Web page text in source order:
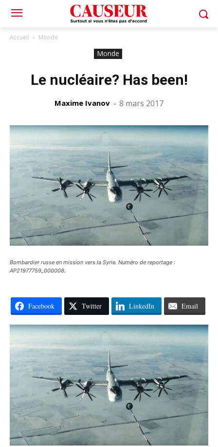
Accueil Monde
Monde
Le nucléaire? Has been!
Maxime Ivanov - 8 mars 2017
Bombardier russe en mission vers la Syrie. Numéro de reportage :
AP21977759_000008.
Facebook Twitter LinkedIn Email